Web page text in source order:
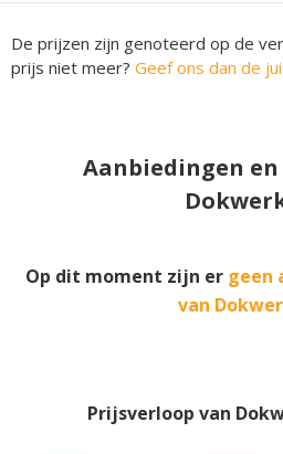
De prijzen zijn genoteerd op de
prijs niet meer? Geef ons dan de
Aanbiedingen
Op dit moment zijn er geen
van
Prijsverloop van